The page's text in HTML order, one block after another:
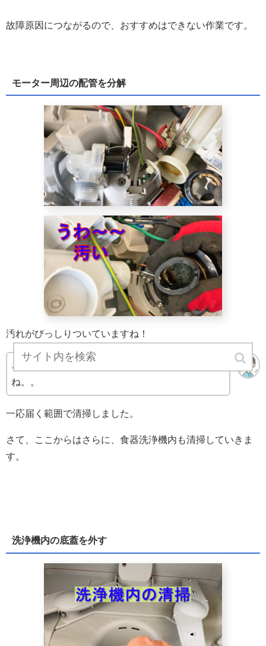
故障原因につながるので、おすすめはできない作業です。
モーター周辺の配管を分解
汚れがびっしりついていますね！
さすがにここまでなかなか手入れできませんから
ね。。
一応届く範囲で清掃しました。
さて、ここからはさらに、食器洗浄機内も清掃していきま
す。
洗浄機内の底蓋を外す